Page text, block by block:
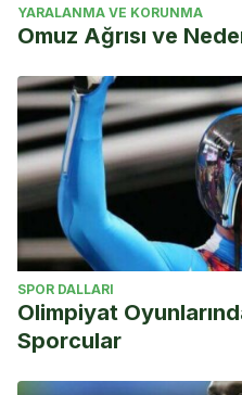
YARALANMA VE KORUNMA
Omuz Ağrısı ve
SPOR DALLARI
Olimpiyat
Sporcular